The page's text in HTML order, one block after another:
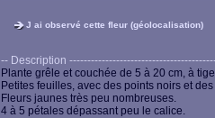
J ai observé cette fleur (géolocalisation)
-- Description
Plante grêle et couchée de 5 à 20 cm, à
Petites feuilles, avec des points noirs et
Fleurs jaunes très peu nombreuses.
4 à 5 pétales dépassant peu le calice.